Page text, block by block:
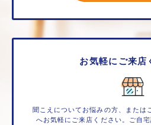
お気軽にご来店
聞こえについてお悩みの方、または
へお気軽にご来店ください。ご自